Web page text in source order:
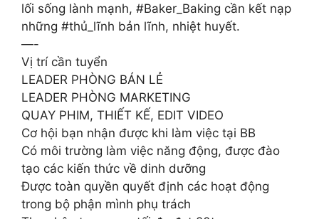
lối sống lành mạnh, #Baker_Baking cần kết nạp
những #thủ_lĩnh bản lĩnh, nhiệt huyết.
—-
Vị trí cần tuyển
LEADER PHÒNG BÁN LẺ
LEADER PHÒNG MARKETING
QUAY PHIM, THIẾT KẾ, EDIT VIDEO
Cơ hội bạn nhận được khi làm việc tại BB
Có môi trường làm việc năng động, được đào
tạo các kiến thức về dinh dưỡng
Được toàn quyền quyết định các hoạt động
trong bộ phận mình phụ trách